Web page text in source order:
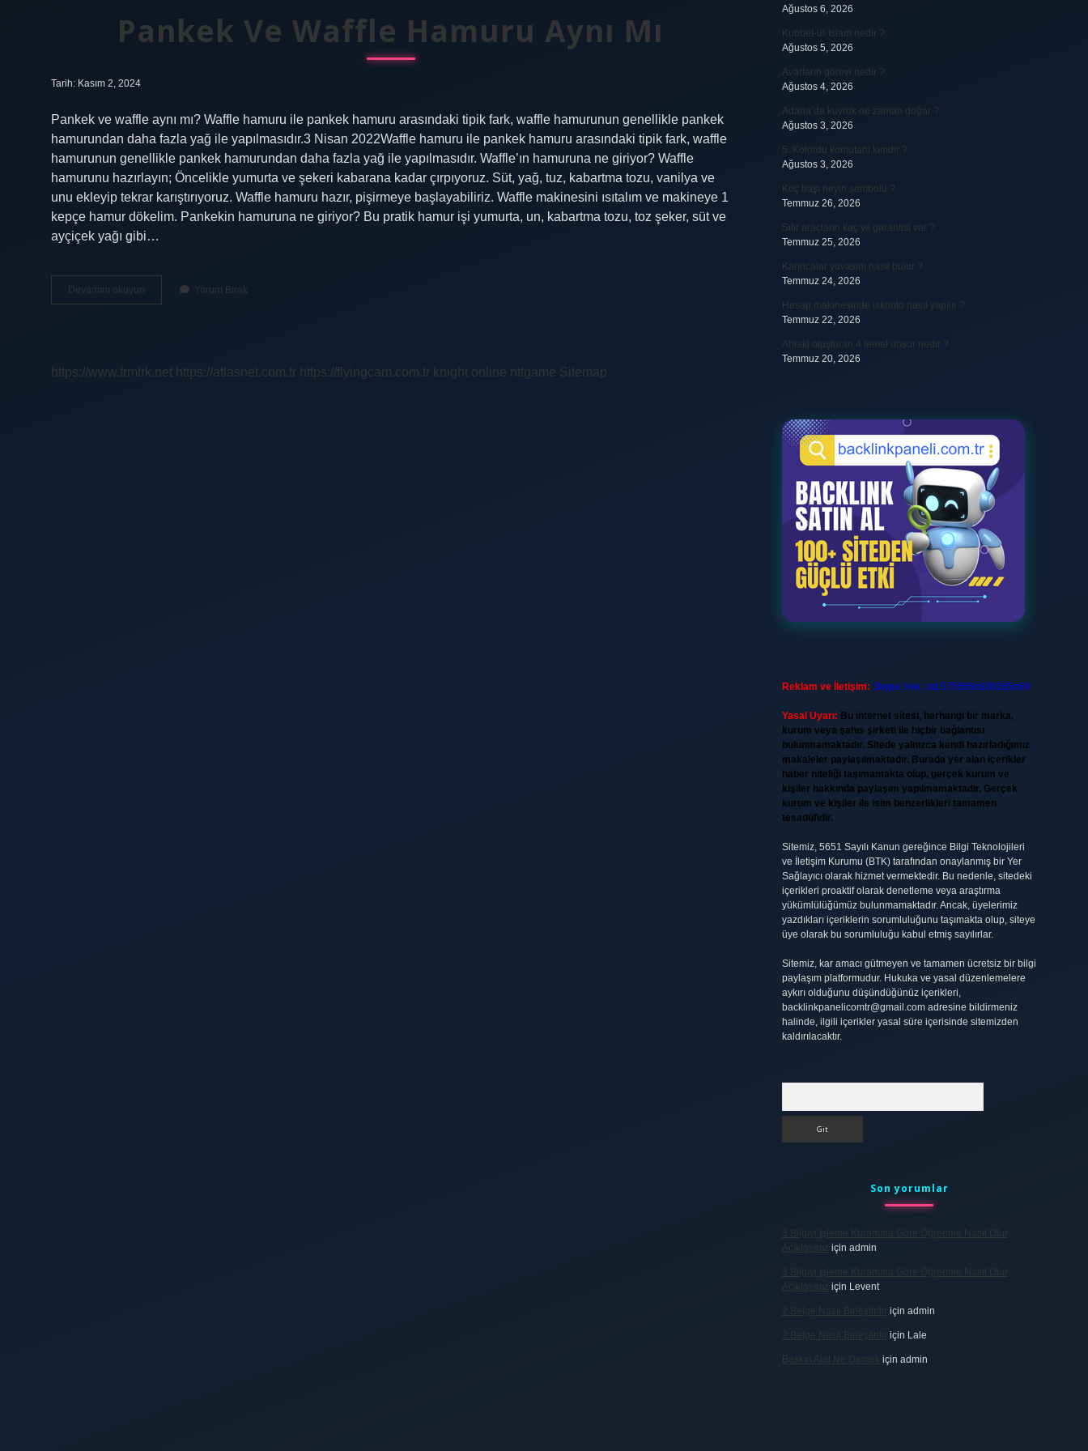
Pankek Ve Waffle Hamuru Aynı Mı
Tarih: Kasım 2, 2024
Pankek ve waffle aynı mı? Waffle hamuru ile pankek hamuru arasındaki tipik fark, waffle hamurunun genellikle pankek
hamurundan daha fazla yağ ile yapılmasıdır.3 Nisan 2022Waffle hamuru ile pankek hamuru arasındaki tipik fark, waffle
hamurunun genellikle pankek hamurundan daha fazla yağ ile yapılmasıdır. Waffle’ın hamuruna ne giriyor? Waffle
hamurunu hazırlayın; Öncelikle yumurta ve şekeri kabarana kadar çırpıyoruz. Süt, yağ, tuz, kabartma tozu, vanilya ve
unu ekleyip tekrar karıştırıyoruz. Waffle hamuru hazır, pişirmeye başlayabiliriz. Waffle makinesini ısıtalım ve makineye 1
kepçe hamur dökelim. Pankekin hamuruna ne giriyor? Bu pratik hamur işi yumurta, un, kabartma tozu, toz şeker, süt ve
ayçiçek yağı gibi…
Devamını okuyun
Ve
Yorum Bırak
https://www.frmtrk.net https://atlasnet.com.tr https://flyingcam.com.tr knight online nttgame Sitemap
Ağustos 6, 2026
Kubbet-ül-İslam nedir ?
Ağustos 5, 2026
Avarların görevi nedir ?
Ağustos 4, 2026
Adana’da kuyruk ne zaman doğar ?
Ağustos 3, 2026
5. Kolordu komutanı kimdir ?
Ağustos 3, 2026
Koç başı neyin sembolü ?
Temmuz 26, 2026
Sıfır araçların kaç yıl garantisi var ?
Temmuz 25, 2026
Karıncalar yuvasını nasıl bulur ?
Temmuz 24, 2026
Hesap makinesinde iskonto nasıl yapılır ?
Temmuz 22, 2026
Ahlaki oluşturan 4 temel unsur nedir ?
Temmuz 20, 2026
Reklam ve İletişim: Skype: live:.cid.575569c608265c69
Yasal Uyarı: Bu internet sitesi, herhangi bir marka,
kurum veya şahıs şirketi ile hiçbir bağlantısı
bulunmamaktadır. Sitede yalnızca kendi hazırladığımız
makaleler paylaşılmaktadır. Burada yer alan içerikler
haber niteliği taşımamakta olup, gerçek kurum ve
kişiler hakkında paylaşım yapılmamaktadır. Gerçek
kurum ve kişiler ile isim benzerlikleri tamamen
tesadüfidir.
Sitemiz, 5651 Sayılı Kanun gereğince Bilgi Teknolojileri
ve İletişim Kurumu (BTK) tarafından onaylanmış bir Yer
Sağlayıcı olarak hizmet vermektedir. Bu nedenle, sitedeki
içerikleri proaktif olarak denetleme veya araştırma
yükümlülüğümüz bulunmamaktadır. Ancak, üyelerimiz
yazdıkları içeriklerin sorumluluğunu taşımakta olup, siteye
üye olarak bu sorumluluğu kabul etmiş sayılırlar.
Sitemiz, kar amacı gütmeyen ve tamamen ücretsiz bir bilgi
paylaşım platformudur. Hukuka ve yasal düzenlemelere
aykırı olduğunu düşündüğünüz içerikleri,
backlinkpanelicomtr@gmail.comadresine bildirmeniz
halinde, ilgili içerikler yasal süre içerisinde sitemizden
kaldırılacaktır.
Son yorumlar
3 Bilgiyi Işleme Kuramına Göre Öğrenme Nasıl Olur
Açıklayınız için admin
3 Bilgiyi Işleme Kuramına Göre Öğrenme Nasıl Olur
Açıklayınız için Levent
2 Belge Nasıl Birleştirilir için admin
2 Belge Nasıl Birleştirilir için Lale
Baskın Alel Ne Demek için admin